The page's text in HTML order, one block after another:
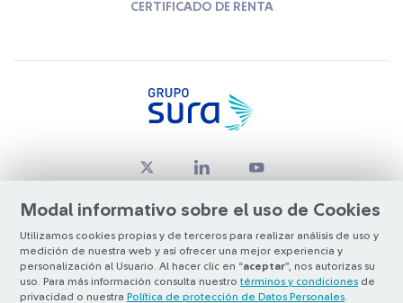
Modal informativo sobre el uso de Cookies
Utilizamos cookies propias y de terceros para realizar análisis de uso y
medición de nuestra web y así ofrecer una mejor experiencia y
personalización al Usuario. Al hacer clic en “aceptar”, nos autorizas su
uso. Para más información consulta nuestro términos y condiciones de
privacidad o nuestra Política de protección de Datos Personales
CERTIFICADO DE RENTA
© Copyright Grupo SURA 2026